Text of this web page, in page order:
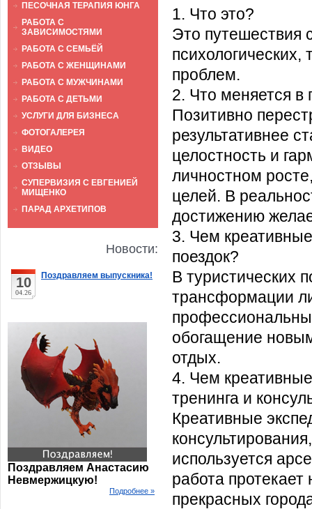
ПЕСОЧНАЯ ТЕРАПИЯ ЮНГА
РАБОТА С
ЗАВИСИМОСТЯМИ
РАБОТА С СЕМЬЁЙ
РАБОТА С ЖЕНЩИНАМИ
РАБОТА С МУЖЧИНАМИ
РАБОТА С ДЕТЬМИ
УСЛУГИ ДЛЯ БИЗНЕСА
ФОТОГАЛЕРЕЯ
ВИДЕО
ОТЗЫВЫ
СУПЕРВИЗИЯ С ЕВГЕНИЕЙ
МИЩЕНКО
ПАРАД АРХЕТИПОВ
Новости:
Поздравляем выпускника!
10
04.26
Поздравляем Анастасию
Невмержицкую!
Подробнее »
1. Что это?
Это путешествия
проблем.
2. Что меняется в
Позитивно
результативнее
целостность и
личностном
целей. В
достижению
3. Чем
поездок?
В туристических
трансформации
обогащение
отдых.
4. Чем
тренинга и
Креативные
используется
работа
прекрасных